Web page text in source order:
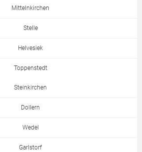
Mittelnkirchen
Stelle
Helvesiek
Toppenstedt
Steinkirchen
Dollern
Wedel
Garlstorf